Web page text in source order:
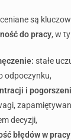
są
do pracy, w
stałe
odpoczynku,
i
decyzji,
błędów w